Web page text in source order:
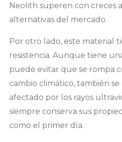
Neolith superen con creces
alternativas del mercado.
Por otro lado, este material
resistencia. Aunque tiene
puede evitar que se rompa
cambio climático, también
afectado por los rayos
siempre conserva sus
como el primer día.